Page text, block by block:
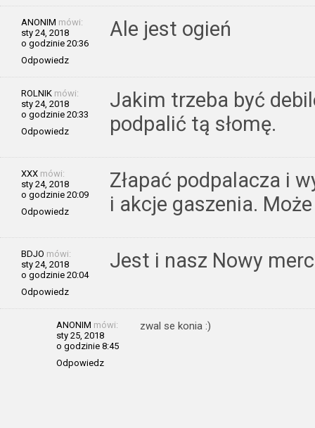
ANONIM mówi:
sty 24, 2018
o godzinie 20:36
Odpowiedz
Ale jest ogień
ROLNIK mówi:
sty 24, 2018
o godzinie 20:33
Odpowiedz
Jakim trzeba być
podpalić tą słomę.
XXX mówi:
sty 24, 2018
o godzinie 20:09
Odpowiedz
Złapać podpalacza i
i akcje gaszenia.
BDJO mówi:
sty 24, 2018
o godzinie 20:04
Odpowiedz
Jest i nasz Nowy
ANONIM mówi:
sty 25, 2018
o godzinie 8:45
Odpowiedz
zwal se konia :)